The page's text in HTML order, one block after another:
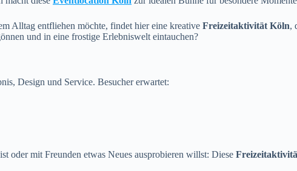
Alltag entfliehen möchte, findet hier eine kreative Freizeitaktivität Köln,
und in eine frostige Erlebniswelt eintauchen?
Design und Service. Besucher erwartet:
oder mit Freunden etwas Neues ausprobieren willst: Diese